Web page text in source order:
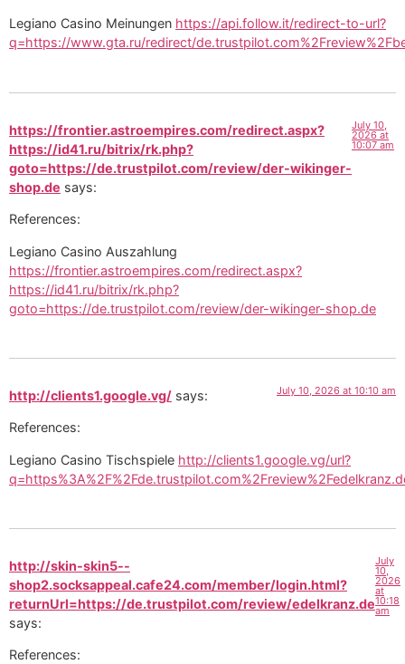
Legiano Casino Meinungen https://api.follow.it/redirect-to-url?
q=https://www.gta.ru/redirect/
https://frontier.astroempires.com/redirect.aspx?
https://id41.ru/bitrix/rk.php?
goto=https://de.trustpilot.com/review/der-wikinger-
shop.de says:
July 10,
2026 at
10:07 am
References:
Legiano Casino Auszahlung
https://frontier.astroempires.com/redirect.aspx?
https://id41.ru/bitrix/rk.php?
goto=https://de.trustpilot.com/review/der-wikinger-shop.de
http://clients1.google.vg/ says: July 10, 2026 at 10:10 am
References:
Legiano Casino Tischspiele http://clients1.google.vg/url?
http://skin-skin5--
shop2.socksappeal.cafe24.com/member/login.html?
returnUrl=https://de.trustpilot.com/review/edelkranz.de
says:
July
10,
2026
at
10:18
am
References: